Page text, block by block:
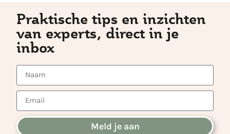
Praktische tips en inzichten
van experts, direct in je
inbox
Meld je aan